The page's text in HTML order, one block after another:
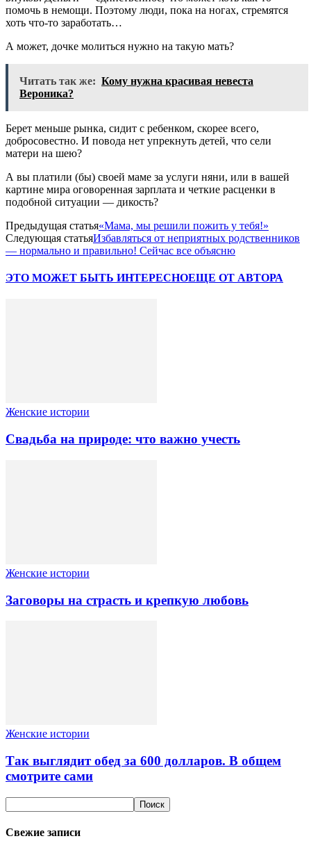
помочь в немощи. Поэтому люди, пока на ногах, стремятся
хоть что-то заработать…
А может, дочке молиться нужно на такую мать?
Читать так же: Кому нужна красивая невеста
Вероника?
Берет меньше рынка, сидит с ребенком, скорее всего,
добросовестно. И повода нет упрекнуть детей, что сели
матери на шею?
А вы платили (бы) своей маме за услуги няни, или в вашей
картине мира оговоренная зарплата и четкие расценки в
подобной ситуации — дикость?
Предыдущая статья«Мама, мы решили пожить у тебя!»
Следующая статьяИзбавляться от неприятных родственников
— нормально и правильно! Сейчас все объясню
ЭТО МОЖЕТ БЫТЬ ИНТЕРЕСНОЕЩЕ ОТ АВТОРА
Женские истории
Свадьба на природе: что важно учесть
Женские истории
Заговоры на страсть и крепкую любовь
Женские истории
Так выглядит обед за 600 долларов. В общем
смотрите сами
Свежие записи